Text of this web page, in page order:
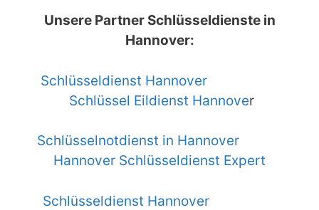
Unsere Partner Schlüsseldienste in
Hannover:
Schlüsseldienst Hannover
Schlüssel Eildienst Hannover
Schlüsselnotdienst in Hannover
Hannover Schlüsseldienst Expert
Schlüsseldienst Hannover